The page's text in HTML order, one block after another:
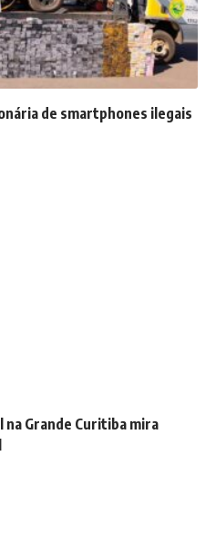
de smartphones ilegais
na Grande Curitiba mira